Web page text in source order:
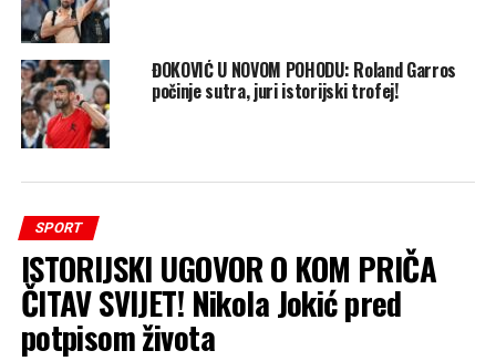
ĐOKOVIĆ U NOVOM POHODU: Roland Garros
počinje sutra, juri istorijski trofej!
SPORT
ISTORIJSKI UGOVOR O KOM PRIČA
ČITAV SVIJET! Nikola Jokić pred
potpisom života